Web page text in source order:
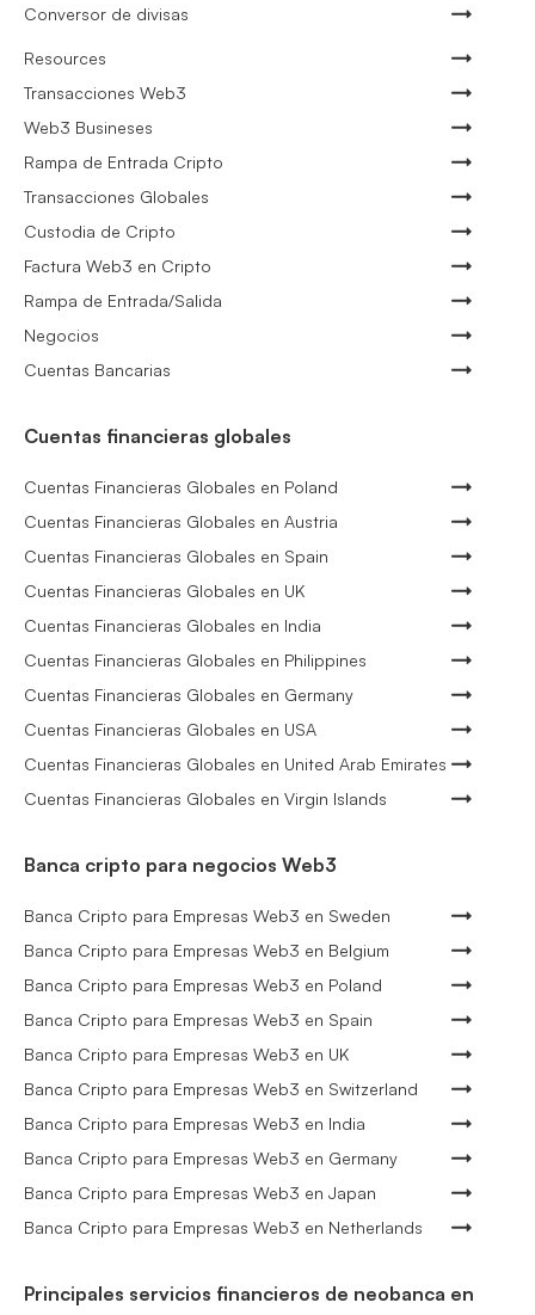
Conversor de divisas
Resources
Transacciones Web3
Web3 Busineses
Rampa de Entrada Cripto
Transacciones Globales
Custodia de Cripto
Factura Web3 en Cripto
Rampa de Entrada/Salida
Negocios
Cuentas Bancarias
Cuentas financieras globales
Cuentas Financieras Globales en Poland
Cuentas Financieras Globales en Austria
Cuentas Financieras Globales en Spain
Cuentas Financieras Globales en UK
Cuentas Financieras Globales en India
Cuentas Financieras Globales en Philippines
Cuentas Financieras Globales en Germany
Cuentas Financieras Globales en USA
Cuentas Financieras Globales en United Arab Emirates
Cuentas Financieras Globales en Virgin Islands
Banca cripto para negocios Web3
Banca Cripto para Empresas Web3 en Sweden
Banca Cripto para Empresas Web3 en Belgium
Banca Cripto para Empresas Web3 en Poland
Banca Cripto para Empresas Web3 en Spain
Banca Cripto para Empresas Web3 en UK
Banca Cripto para Empresas Web3 en Switzerland
Banca Cripto para Empresas Web3 en India
Banca Cripto para Empresas Web3 en Germany
Banca Cripto para Empresas Web3 en Japan
Banca Cripto para Empresas Web3 en Netherlands
Principales servicios financieros de neobanca en